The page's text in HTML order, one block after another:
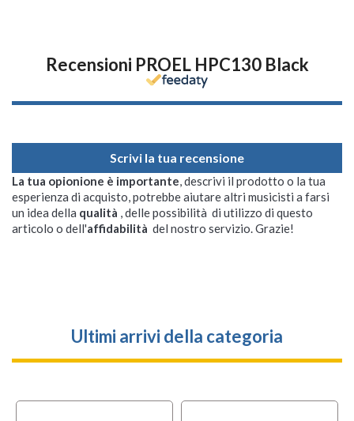
Recensioni PROEL HPC130 Black
Scrivi la tua recensione
La tua opionione è importante, descrivi il prodotto o la tua
esperienza di acquisto, potrebbe aiutare altri musicisti a farsi
un idea della qualità , delle possibilità di utilizzo di questo
articolo o dell'affidabilità del nostro servizio. Grazie!
Ultimi arrivi della categoria